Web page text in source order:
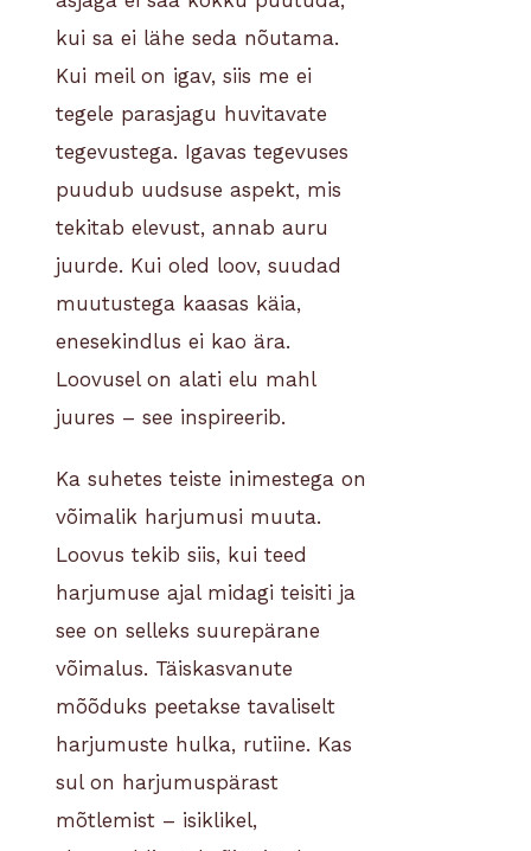
kui sa ei lähe seda nõutama.
Kui meil on igav, siis me ei
tegele parasjagu huvitavate
tegevustega. Igavas tegevuses
puudub uudsuse aspekt, mis
tekitab elevust, annab auru
juurde. Kui oled loov, suudad
muutustega kaasas käia,
enesekindlus ei kao ära.
Loovusel on alati elu mahl
juures – see inspireerib.
Ka suhetes teiste inimestega on
võimalik harjumusi muuta.
Loovus tekib siis, kui teed
harjumuse ajal midagi teisiti ja
see on selleks suurepärane
võimalus. Täiskasvanute
mõõduks peetakse tavaliselt
harjumuste hulka, rutiine. Kas
sul on harjumuspärast
mõtlemist – isiklikel,